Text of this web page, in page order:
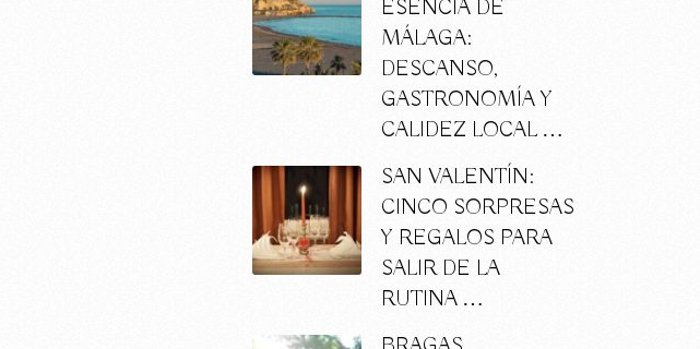
ESENCIA DE
MÁLAGA:
DESCANSO,
GASTRONOMÍA Y
CALIDEZ LOCAL …
SAN VALENTÍN:
CINCO SORPRESAS
Y REGALOS PARA
SALIR DE LA
RUTINA …